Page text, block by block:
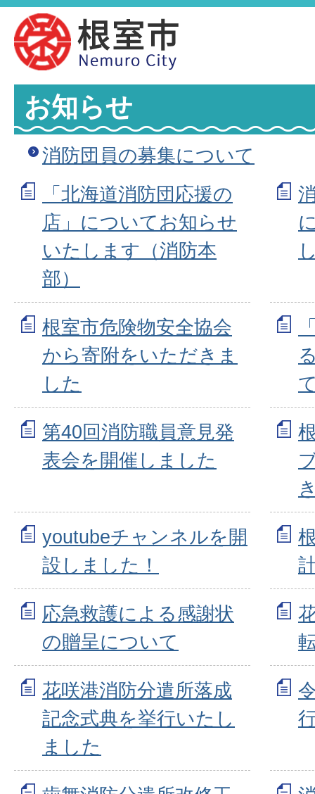
お知らせ
消防団員の募集について
「北海道消防団応援の
店」についてお知らせ
いたします（消防本
部）
根室市危険物安全協会
から寄附をいただきま
した
第40回消防職員意見発
表会を開催しました
youtubeチャンネルを開
設しました！
応急救護による感謝状
の贈呈について
花咲港消防分遣所落成
記念式典を挙行いたし
ました